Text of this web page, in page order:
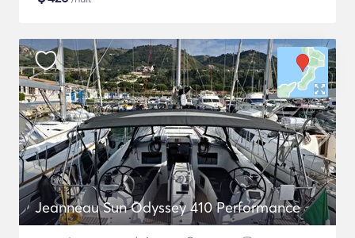
Jeanneau Sun Odyssey 410 Performance